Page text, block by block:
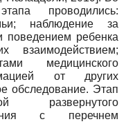
проводились:
наблюдение за
поведением ребенка
медицинского
от других
обследование. Этап
развернутого
с перечнем